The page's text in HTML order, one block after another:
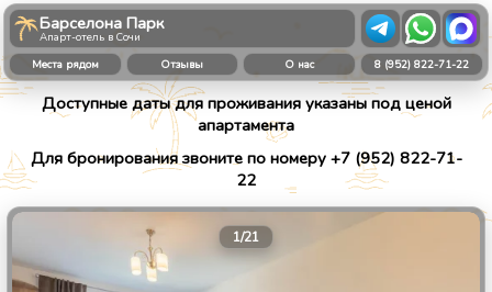
Барселона Парк
Апарт-отель в Сочи
Места рядом
Отзывы О нас 8 (952) 822-71-22
Доступные даты для проживания указаны под ценой
апартамента
Для бронирования звоните по номеру +7 (952) 822-71-
22
1/21